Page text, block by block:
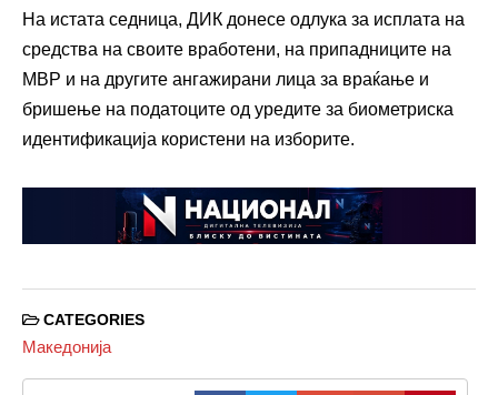
На истата седница, ДИК донесе одлука за исплата на
средства на своите вработени, на припадниците на
МВР и на другите ангажирани лица за враќање и
бришење на податоците од уредите за биометриска
идентификација користени на изборите.
CATEGORIES
Македонија